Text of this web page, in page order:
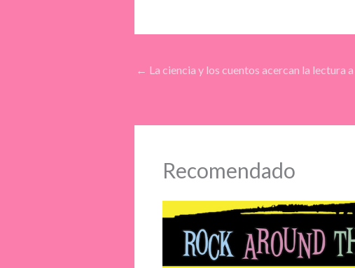
← La ciencia y los cuentos acercan la lectura
Recomendado